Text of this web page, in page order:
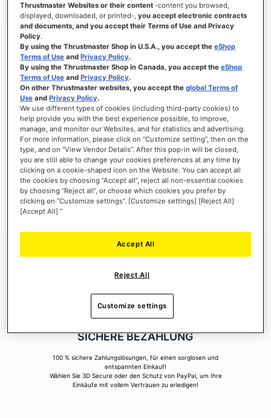
ANMELDEN
Passwort vergessen?
NEUE KUNDEN
Ihre Anmeldung hat viele Vorteile: schnellerer Bestellvorgang, speichern von mehreren
Adressen, Sendungsverfolgung und vieles mehr.
EIN KONTO ERSTELLEN
SICHERE BEZAHLUNG
100 % sichere Zahlungslösungen, für einen sorglosen und
entspannten Einkauf!
Wählen Sie 3D Secure oder den Schutz von PayPal, um Ihre
Einkäufe mit vollem Vertrauen zu erledigen!
Thrustmaster Websites or their content -content you browsed,
displayed, downloaded, or printed-,you accept electronic contracts
and documents, and you accept their Terms of Use and Privacy
Policy.
By using the Thrustmaster Shop in U.S.A., you accept theeShop
Terms of Use andPrivacy Policy.
By using the Thrustmaster Shop in Canada, you accept theeShop
Terms of Use andPrivacy Policy.
On other Thrustmaster websites, you accept theglobal Terms of
Use andPrivacy Policy.
We use different types of cookies (including third-party cookies) to
help provide you with the best experience possible, to improve,
manage, and monitor our Websites, and for statistics and advertising.
For more information, please click on “Customize setting”, then on the
type, and on “View Vendor Details”. After this pop-in will be closed,
you are still able to change your cookies preferences at any time by
clicking on a cookie-shaped icon on the Website. You can accept all
the cookies by choosing “Accept all”, reject all non-essential cookies
by choosing “Reject all”, or choose which cookies you prefer by
clicking on “Customize settings”. [Customize settings] [Reject All]
[Accept All] ”
Reject All
Accept All
Customize settings